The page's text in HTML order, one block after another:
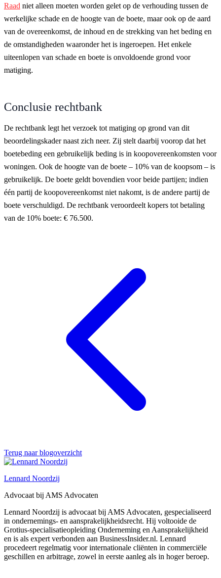
Raad niet alleen moeten worden gelet op de verhouding tussen de
werkelijke schade en de hoogte van de boete, maar ook op de aard
van de overeenkomst, de inhoud en de strekking van het beding en
de omstandigheden waaronder het is ingeroepen. Het enkele
uiteenlopen van schade en boete is onvoldoende grond voor
matiging.
Conclusie rechtbank
De rechtbank legt het verzoek tot matiging op grond van dit
beoordelingskader naast zich neer. Zij stelt daarbij voorop dat het
boetebeding een gebruikelijk beding is in koopovereenkomsten voor
woningen. Ook de hoogte van de boete – 10% van de koopsom – is
gebruikelijk. De boete geldt bovendien voor beide partijen; indien
één partij de koopovereenkomst niet nakomt, is de andere partij de
boete verschuldigd. De rechtbank veroordeelt kopers tot betaling
van de 10% boete: € 76.500.
Terug naar blogoverzicht
Lennard Noordzij
Advocaat bij AMS Advocaten
Lennard Noordzij is advocaat bij AMS Advocaten, gespecialiseerd
in ondernemings- en aansprakelijkheidsrecht. Hij voltooide de
Grotius-specialisatieopleiding Onderneming en Aansprakelijkheid
en is als expert verbonden aan BusinessInsider.nl. Lennard
procedeert regelmatig voor internationale cliënten in commerciële
geschillen en arbitrage, zowel in eerste aanleg als in hoger beroep.